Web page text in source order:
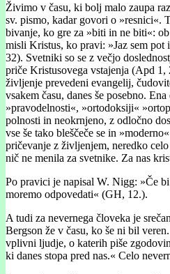
Živimo v času, ki bolj malo zaupa
sv. pismo, kadar govori o »resnici«.
bivanje, ko gre za »biti in ne biti«:
misli Kristus, ko pravi: »Jaz sem pot
32). Svetniki so se z večjo
priče Kristusovega vstajenja (Apd
življenje prevedeni evangelij,
vsakem času, danes še posebno.
»pravodelnosti«, »ortodoksiji«
polnosti in neokrnjeno, z odločno
vse še tako bleščeče se in
pričevanje z življenjem, neredko
nič ne menila za svetnike. Za nas
Po pravici je napisal W. Nigg: »Če
moremo odpovedati« (GH, 12.).
A tudi za nevernega človeka je
Bergson že v času, ko še ni bil
vplivni ljudje, o katerih piše
ki danes stopa pred nas.« Celo